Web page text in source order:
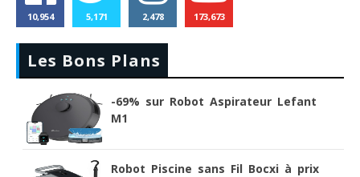
10,954 5,171 2,478 173,673
Les Bons Plans
-69% sur Robot Aspirateur Lefant
M1
Robot Piscine sans Fil Bocxi à prix